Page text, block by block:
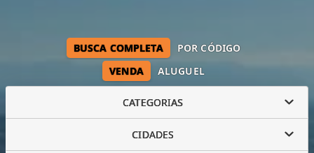
VENDA ALUGUEL
BUSCA COMPLETA POR CÓDIGO
CATEGORIAS
CIDADES